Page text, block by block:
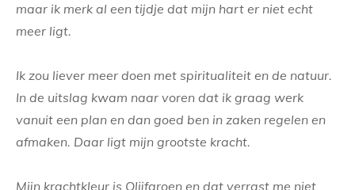
maar ik merk al een tijdje dat mijn hart er niet echt
meer ligt.
Ik zou liever meer doen met spiritualiteit en de natuur.
In de uitslag kwam naar voren dat ik graag werk
vanuit een plan en dan goed ben in zaken regelen en
afmaken. Daar ligt mijn grootste kracht.
Mijn krachtkleur is Olijfgroen en dat verrast me niet